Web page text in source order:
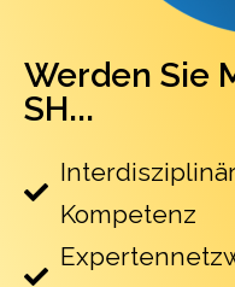
Werden Sie
SH...
Kompetenz